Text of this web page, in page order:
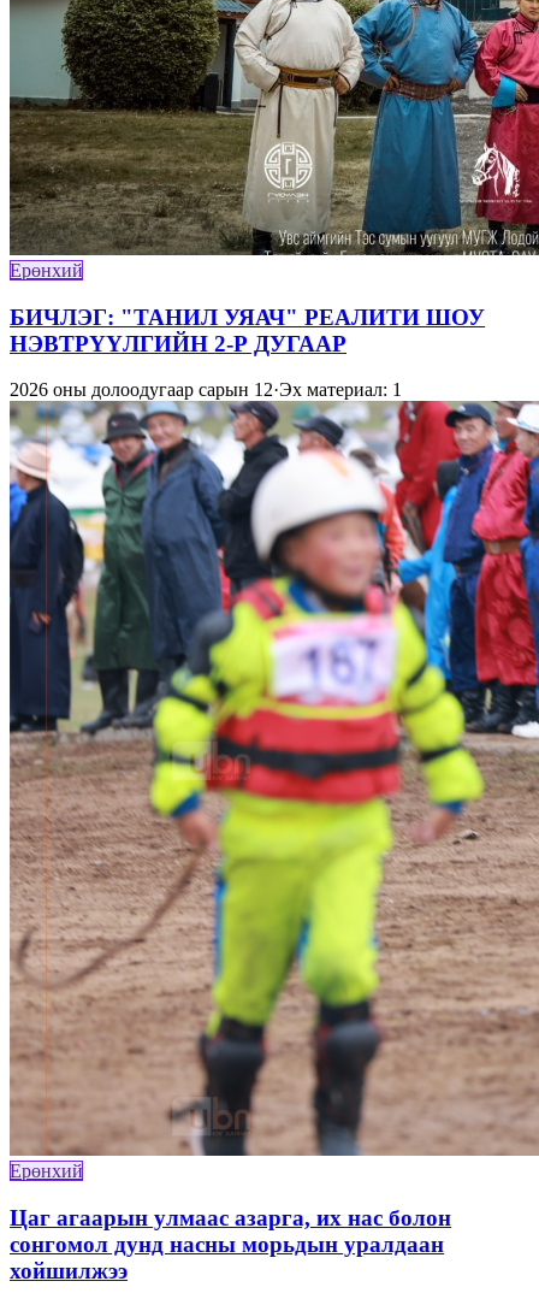
Ерөнхий
БИЧЛЭГ: "ТАНИЛ УЯАЧ" РЕАЛИТИ ШОУ
НЭВТРҮҮЛГИЙН 2-Р ДУГААР
2026 оны долоодугаар сарын 12·Эх материал: 1
Ерөнхий
Цаг агаарын улмаас азарга, их нас болон
сонгомол дунд насны морьдын уралдаан
хойшилжээ